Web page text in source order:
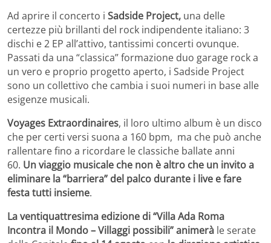
Ad aprire il concerto i Sadside Project, una delle
certezze più brillanti del rock indipendente italiano: 3
dischi e 2 EP all’attivo, tantissimi concerti ovunque.
Passati da una “classica” formazione duo garage rock a
un vero e proprio progetto aperto, i Sadside Project
sono un collettivo che cambia i suoi numeri in base alle
esigenze musicali.
Voyages Extraordinaires, il loro ultimo album è un disco
che per certi versi suona a 160 bpm, ma che può anche
rallentare fino a ricordare le classiche ballate anni
60. Un viaggio musicale che non è altro che un invito a
eliminare la “barriera” del palco durante i live e fare
festa tutti insieme.
La ventiquattresima edizione di “Villa Ada Roma
Incontra il Mondo – Villaggi possibili” animerà le serate